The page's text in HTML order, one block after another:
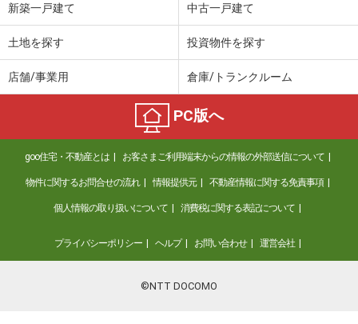
新築一戸建て 中古一戸建て
土地を探す 投資物件を探す
店舗/事業用 倉庫/トランクルーム
PC版へ
goo住宅・不動産とは お客さまご利用端末からの情報の外部送信について
物件に関するお問合せの流れ 情報提供元 不動産情報に関する免責事項
個人情報の取り扱いについて 消費税に関する表記について
プライバシーポリシー ヘルプ お問い合わせ 運営会社
©NTT DOCOMO